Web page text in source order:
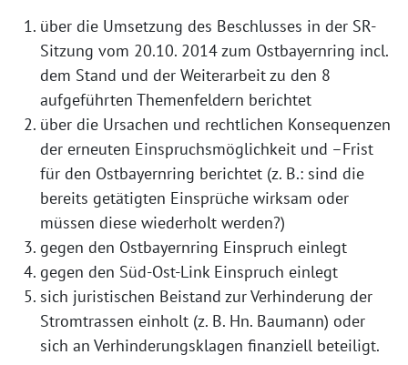
über die Umsetzung des Beschlusses in der SR-
Sitzung vom 20.10. 2014 zum Ostbayernring incl.
dem Stand und der Weiterarbeit zu den 8
aufgeführten Themenfeldern berichtet
über die Ursachen und rechtlichen Konsequenzen
der erneuten Einspruchsmöglichkeit und –Frist
für den Ostbayernring berichtet (z. B.: sind die
bereits getätigten Einsprüche wirksam oder
müssen diese wiederholt werden?)
gegen den Ostbayernring Einspruch einlegt
gegen den Süd-Ost-Link Einspruch einlegt
sich juristischen Beistand zur Verhinderung der
Stromtrassen einholt (z. B. Hn. Baumann) oder
sich an Verhinderungsklagen finanziell beteiligt.